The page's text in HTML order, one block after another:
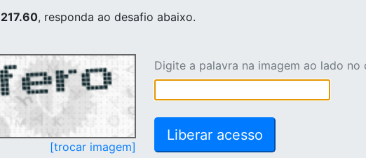
, responda ao desafio abaixo.
[trocar imagem]
Digite a palavra na imagem ao lado no